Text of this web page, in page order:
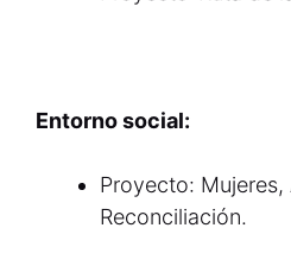
Entorno social:
Proyecto: Mujeres,
Reconciliación.